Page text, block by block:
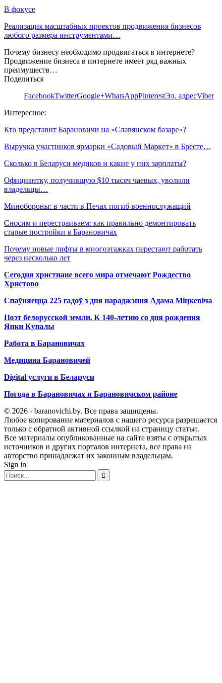
В фокусе
Реализация масштабных проектов продвижения бизнесов
любого размера инструментами…
Почему бизнесу необходимо продвигаться в интернете?
Продвижение бизнеса в интернете имеет ряд важных
преимуществ…
Поделиться
FacebookTwitterGoogle+WhatsAppPinterestЭл. адресViber
Интересное:
Кто представит Барановичи на «Славянском базаре»?
Выручка участников ярмарки «Садовый Маркет» в Бресте…
Сколько в Беларуси медиков и какие у них зарплаты?
Официантку, получившую $10 тысяч чаевых, уволили
владельцы…
Минобороны: в части в Печах погиб военнослужащий
Сносим и перестраиваем: как правильно демонтировать
старые постройки в Барановичах
Почему новые лифты в многоэтажках перестают работать
через несколько лет
Сегодня христиане всего мира отмечают Рождество
Христово
Спаўняецца 225 гадоў з дня нараджэння Адама Міцкевіча
Поэт белорусской земли. К 140-летию со дня рождения
Янки Купалы
Работа в Барановичах
Медицина Барановичей
Digital услуги в Беларуси
Погода в Барановичах и Барановичском районе
© 2026 - baranovichi.by. Все права защищены.
Любое копирование материалов с нашего ресурса разрешается
только с обратной активной ссылкой на страницу статьи.
Все материалы опубликованные на сайте взяты с открытых
источников и других порталов интернета, все права на
авторство принадлежат их законным владельцам.
Sign in